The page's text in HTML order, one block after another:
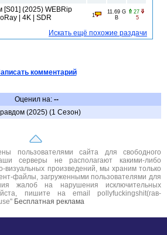
(2025) WEBRip
| 4K | SDR
1
11.69 G
B
27
5
Искать ещё похожие раздачи
комментарий
Оценил на: --
(2025) (1 Сезон)
пользователями сайта для свободного
серверы не располагают какими-либо
произведений, мы храним только
файлы, загруженными пользователями для
жалоб на нарушения исключительных
пишите на email pollyfuckingshit(гав-
Бесплатная реклама